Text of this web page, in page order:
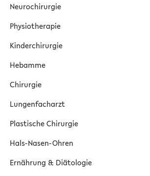
Neurochirurgie
Physiotherapie
Kinderchirurgie
Hebamme
Chirurgie
Lungenfacharzt
Plastische Chirurgie
Hals-Nasen-Ohren
Ernährung & Diätologie